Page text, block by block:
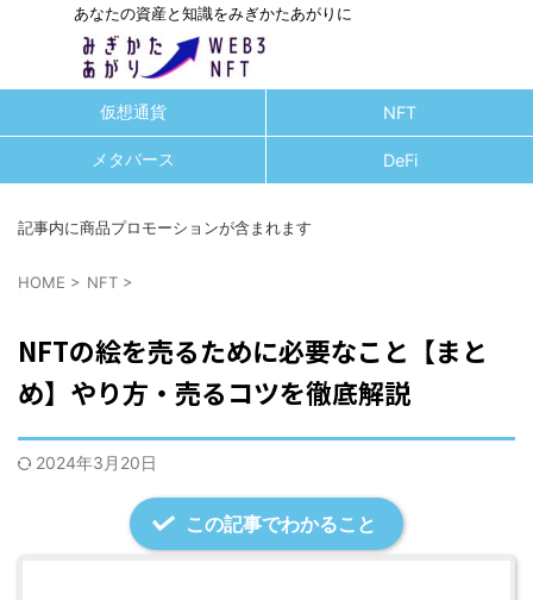
あなたの資産と知識をみぎかたあがりに
仮想通貨 NFT
メタバース DeFi
記事内に商品プロモーションが含まれます
HOME > NFT >
NFTの絵を売るために必要なこと【まと
め】やり方・売るコツを徹底解説
2024年3月20日
この記事でわかること